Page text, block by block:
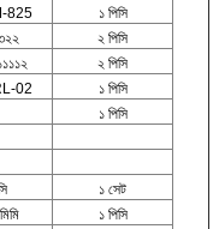
825
১ পিসি
২ পিসি
২ পিসি
02
১ পিসি
১ পিসি
১ সেট
১ পিসি